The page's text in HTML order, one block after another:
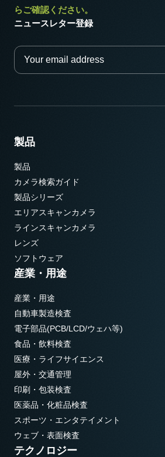
らご確認ください。
ニュースレター登録
製品
製品
カメラ検索ガイド
製品シリーズ
エリアスキャンカメラ
ラインスキャンカメラ
レンズ
ソフトウェア
産業・用途
産業・用途
自動車製造検査
電子部品(PCB/LCD/ウェハ等)
食品・飲料検査
医療・ライフサイエンス
屋外・交通管理
印刷・包装検査
医薬品・化粧品検査
スポーツ・エンタテイメント
ウェブ・表面検査
テクノロジー